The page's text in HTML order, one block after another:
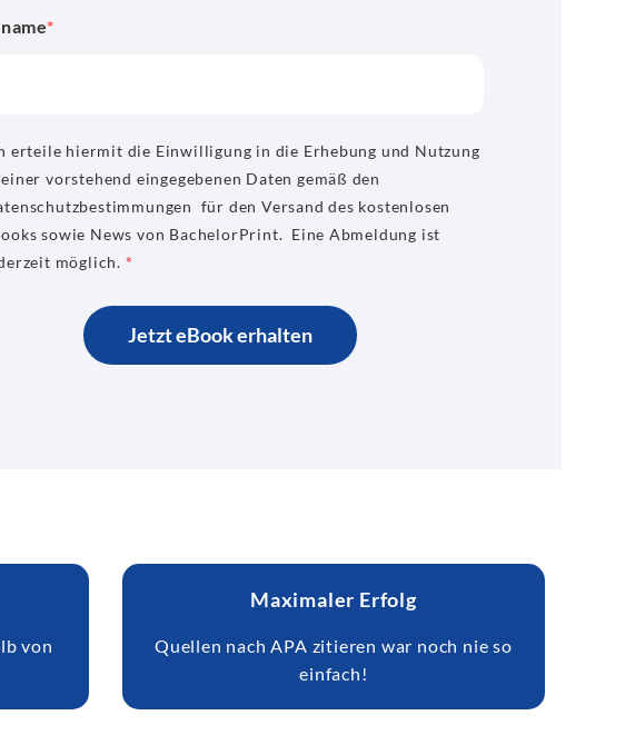
erteile hiermit die Einwilligung in die Erhebung und Nutzung
vorstehend eingegebenen Daten gemäß den
für den Versand des kostenlosen
sowie News von BachelorPrint. Eine Abmeldung ist
möglich.
Jetzt eBook erhalten
von
Maximaler Erfolg
Quellen nach APA zitieren war noch nie so
einfach!